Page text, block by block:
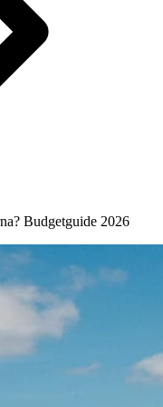
Budgetguide 2026